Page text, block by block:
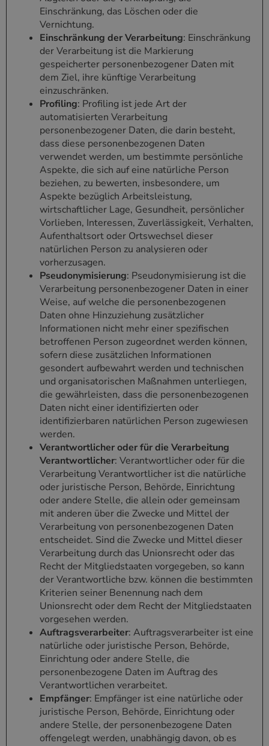
Einschränkung, das Löschen oder die
Vernichtung.
Einschränkung der Verarbeitung: Einschränkung
der Verarbeitung ist die Markierung
gespeicherter personenbezogener Daten mit
dem Ziel, ihre künftige Verarbeitung
einzuschränken.
Profiling: Profiling ist jede Art der
automatisierten Verarbeitung
personenbezogener Daten, die darin besteht,
dass diese personenbezogenen Daten
verwendet werden, um bestimmte persönliche
Aspekte, die sich auf eine natürliche Person
beziehen, zu bewerten, insbesondere, um
Aspekte bezüglich Arbeitsleistung,
wirtschaftlicher Lage, Gesundheit, persönlicher
Vorlieben, Interessen, Zuverlässigkeit, Verhalten,
Aufenthaltsort oder Ortswechsel dieser
natürlichen Person zu analysieren oder
vorherzusagen.
Pseudonymisierung: Pseudonymisierung ist die
Verarbeitung personenbezogener Daten in einer
Weise, auf welche die personenbezogenen
Daten ohne Hinzuziehung zusätzlicher
Informationen nicht mehr einer spezifischen
betroffenen Person zugeordnet werden können,
sofern diese zusätzlichen Informationen
gesondert aufbewahrt werden und technischen
und organisatorischen Maßnahmen unterliegen,
die gewährleisten, dass die personenbezogenen
Daten nicht einer identifizierten oder
identifizierbaren natürlichen Person zugewiesen
werden.
Verantwortlicher oder für die Verarbeitung
Verantwortlicher: Verantwortlicher oder für die
Verarbeitung Verantwortlicher ist die natürliche
oder juristische Person, Behörde, Einrichtung
oder andere Stelle, die allein oder gemeinsam
mit anderen über die Zwecke und Mittel der
Verarbeitung von personenbezogenen Daten
entscheidet. Sind die Zwecke und Mittel dieser
Verarbeitung durch das Unionsrecht oder das
Recht der Mitgliedstaaten vorgegeben, so kann
der Verantwortliche bzw. können die bestimmten
Kriterien seiner Benennung nach dem
Unionsrecht oder dem Recht der Mitgliedstaaten
vorgesehen werden.
Auftragsverarbeiter: Auftragsverarbeiter ist eine
natürliche oder juristische Person, Behörde,
Einrichtung oder andere Stelle, die
personenbezogene Daten im Auftrag des
Verantwortlichen verarbeitet.
Empfänger: Empfänger ist eine natürliche oder
juristische Person, Behörde, Einrichtung oder
andere Stelle, der personenbezogene Daten
offengelegt werden, unabhängig davon, ob es